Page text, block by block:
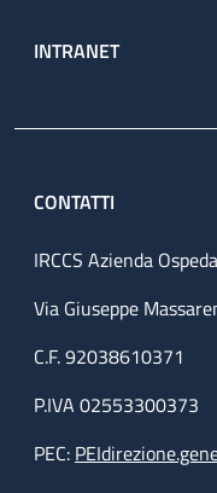
INTRANET
CONTATTI
IRCCS Azienda
Via Giuseppe
C.F. 92038610371
P.IVA 02553300373
PEC: